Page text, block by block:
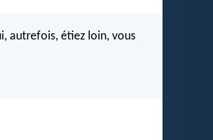
autrefois, étiez loin, vous